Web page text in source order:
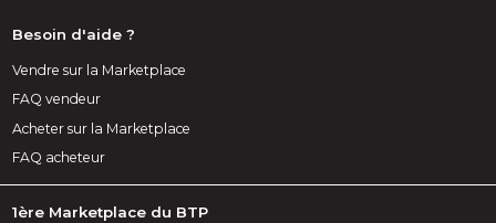
Besoin d'aide ?
Vendre sur la Marketplace
FAQ vendeur
Acheter sur la Marketplace
FAQ acheteur
1ère Marketplace du BTP